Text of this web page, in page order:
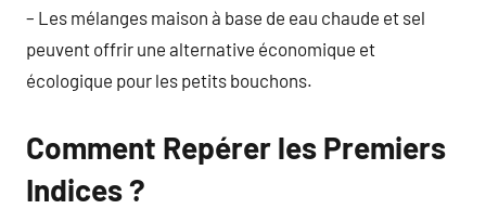
– Les mélanges maison à base de eau chaude et sel
peuvent offrir une alternative économique et
écologique pour les petits bouchons.
Comment Repérer les Premiers
Indices ?